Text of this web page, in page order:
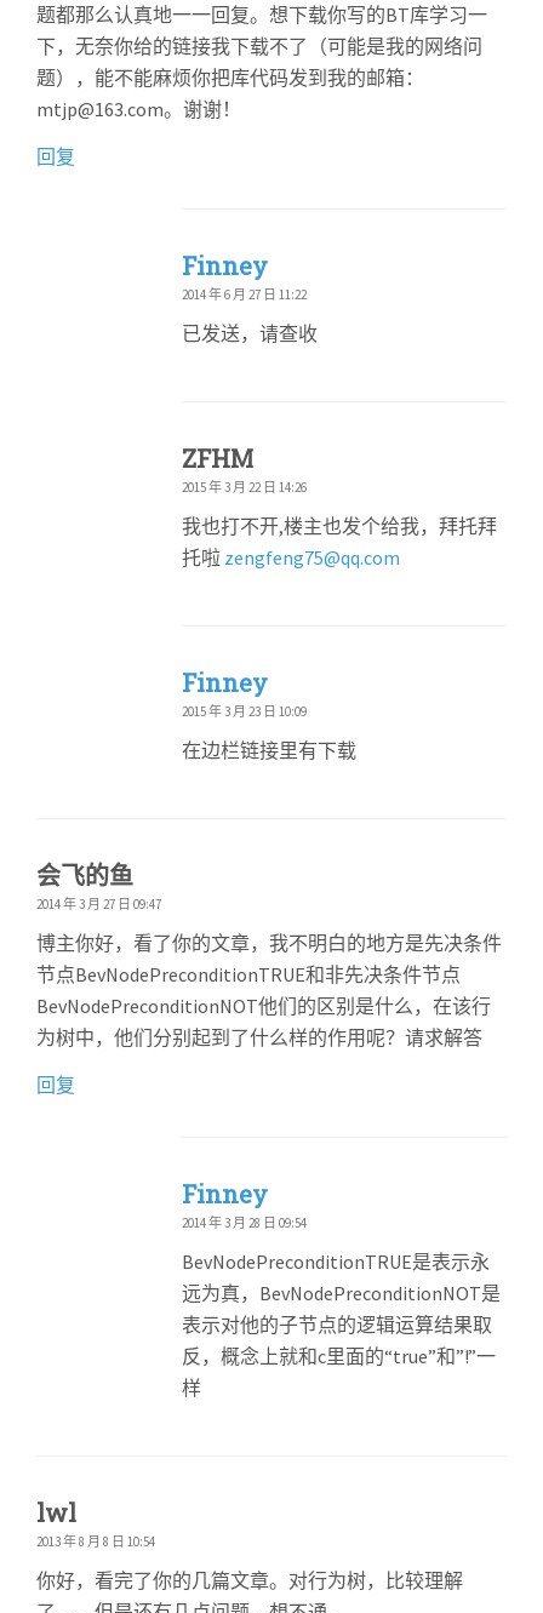
题都那么认真地一一回复。想下载你写的BT库学习一
下，无奈你给的链接我下载不了（可能是我的网络问
题），能不能麻烦你把库代码发到我的邮箱：
mtjp@163.com。谢谢！
回复
Finney
2014 年 6 月 27 日 11:22
已发送，请查收
ZFHM
2015 年 3 月 22 日 14:26
我也打不开,楼主也发个给我，拜托拜
托啦 zengfeng75@qq.com
Finney
2015 年 3 月 23 日 10:09
在边栏链接里有下载
会飞的鱼
2014 年 3 月 27 日 09:47
博主你好，看了你的文章，我不明白的地方是先决条件
节点BevNodePreconditionTRUE和非先决条件节点
BevNodePreconditionNOT他们的区别是什么，在该行
为树中，他们分别起到了什么样的作用呢？请求解答
回复
Finney
2014 年 3 月 28 日 09:54
BevNodePreconditionTRUE是表示永
远为真，BevNodePreconditionNOT是
表示对他的子节点的逻辑运算结果取
反，概念上就和c里面的“true”和”!”一
样
lwl
2013 年 8 月 8 日 10:54
你好，看完了你的几篇文章。对行为树，比较理解